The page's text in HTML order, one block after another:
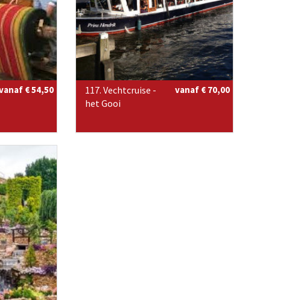
€ 54,50
117. Vechtcruise -
het Gooi
vanaf € 70,00